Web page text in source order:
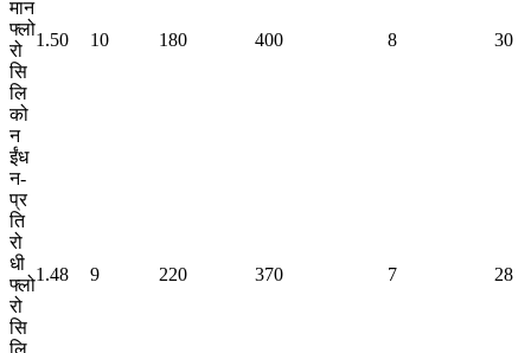
मान
फ्लो
रो
सि
लि
को
न
1.50 10 180 400 8 30
ईंध
न-
प्र
ति
रो
धी
फ्लो
रो
सि
1.48 9 220 370 7 28